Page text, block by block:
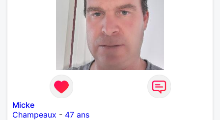
Micke
Champeaux - 47 ans